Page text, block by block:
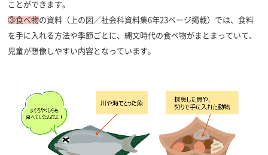
ことができます。
③食べ物の資料（上の図／社会科資料集6年23ページ掲載）では、食料
を手に入れる方法や季節ごとに、縄文時代の食べ物がまとまっていて、
児童が想像しやすい内容となっています。